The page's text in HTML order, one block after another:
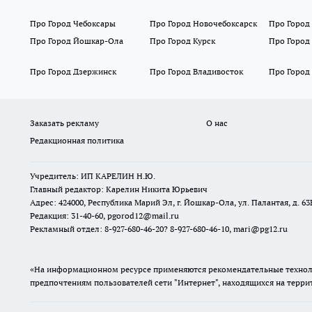
Про Город Чебоксары Про Город Новочебоксарск Про Город
Про Город Йошкар-Ола
Про Город Курск Про
Про Город Дзержинск
Про Город Владивосток Про Город
Заказать рекламу О нас
Редакционная политика
Учредитель: ИП КАРЕЛИН Н.Ю.
Главный редактор: Карелин Никита Юрьевич
Адрес: 424000, Республика Марий Эл, г. Йошкар-Ола, ул. Палантая, д.
Редакция: 31-40-60, pgorod12@mail.ru
Рекламный отдел: 8-927-680-46-20? 8-927-680-46-10, mari@pg12.ru
«На информационном ресурсе применяются рекомендательные
предпочтениям пользователей сети "Интернет", находящихся на